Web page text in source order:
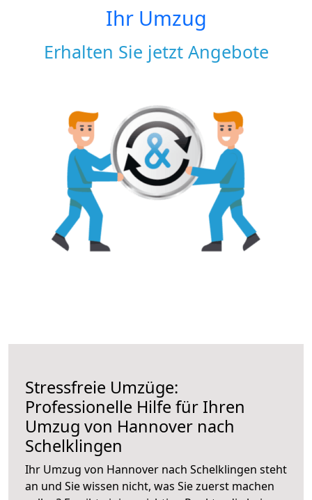
Ihr Umzug
Erhalten Sie jetzt Angebote
Stressfreie Umzüge:
Professionelle Hilfe für Ihren
Umzug von Hannover nach
Schelklingen
Ihr Umzug von Hannover nach Schelklingen steht
an und Sie wissen nicht, was Sie zuerst machen